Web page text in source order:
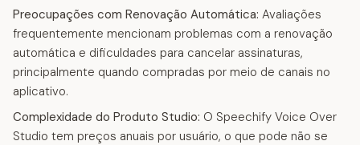
Preocupações com Renovação Automática: Avaliações
frequentemente mencionam problemas com a renovação
automática e dificuldades para cancelar assinaturas,
principalmente quando compradas por meio de canais no
aplicativo.
Complexidade do Produto Studio: O Speechify Voice Over
Studio tem preços anuais por usuário, o que pode não se